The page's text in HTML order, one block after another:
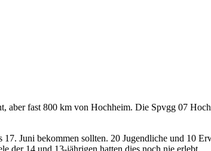
fast 800 km von Hochheim. Die Spvgg 07
Juni bekommen sollten. 20 Jugendliche und 10
der 14 und 13-jährigen hatten dies noch nie erlebt.